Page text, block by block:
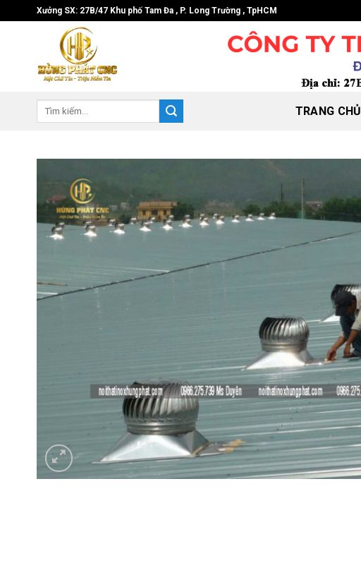
to
Xưởng SX: 27B/47 Khu phố Tam Đa , P. Long Trường , TpHCM
Tìm
TRANG CHỦ